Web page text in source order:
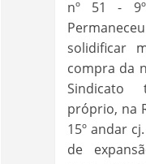
nº 51 -
solidificar
compra da
Sindicato
próprio, na
15º andar
de